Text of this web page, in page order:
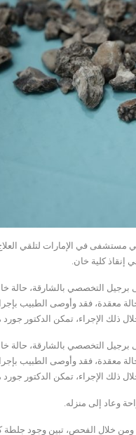
في الإمارات لتلقي
كلية خان.
التخصصي بالشارقة، حالة
معقدة، فقد وأوصى الطبيب
ذلك الإجراء، تمكن الدكتور
التخصصي بالشارقة، حالة
معقدة، فقد وأوصى الطبيب
ذلك الإجراء، تمكن الدكتور
وعاد إلى منزله.
خلال الفحص، تبين وجود جلطة